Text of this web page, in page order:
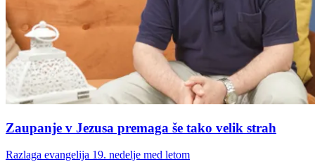
Zaupanje v Jezusa premaga še tako velik strah
Razlaga evangelija 19. nedelje med letom